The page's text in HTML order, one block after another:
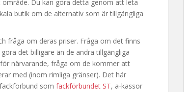
Du kan göra detta genom att leta
butik om de alternativ som är tillgängliga
fråga om deras priser. Fråga om det finns
det billigare än de andra tillgängliga
närvarande, fråga om de kommer att
med (inom rimliga gränser). Det här
som fackförbundet ST, a-kassor